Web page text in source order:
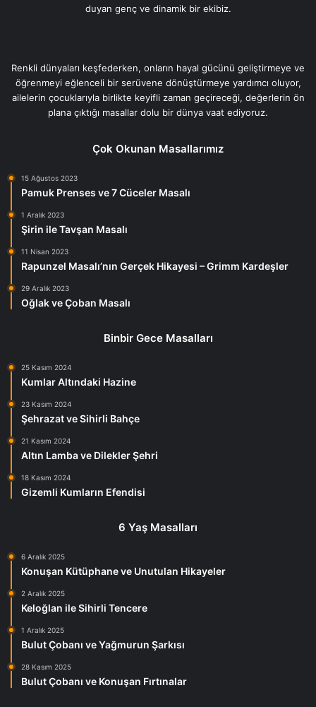
duyan genç ve dinamik bir ekibiz.
Renkli dünyaları keşfederken, onların hayal gücünü geliştirmeye ve
öğrenmeyi eğlenceli bir serüvene dönüştürmeye yardımcı oluyor,
ailelerin çocuklarıyla birlikte keyifli zaman geçireceği, değerlerin ön
plana çıktığı masallar dolu bir dünya vaat ediyoruz.
Çok Okunan Masallarımız
15 Ağustos 2023
Pamuk Prenses ve 7 Cüceler Masalı
1 Aralık 2023
Şirin ile Tavşan Masalı
11 Nisan 2023
Rapunzel Masalı’nın Gerçek Hikayesi – Grimm Kardeşler
29 Aralık 2023
Oğlak ve Çoban Masalı
Binbir Gece Masalları
25 Kasım 2024
Kumlar Altındaki Hazine
23 Kasım 2024
Şehrazat ve Sihirli Bahçe
21 Kasım 2024
Altın Lamba ve Dilekler Şehri
18 Kasım 2024
Gizemli Kumların Efendisi
6 Yaş Masalları
6 Aralık 2025
Konuşan Kütüphane ve Unutulan Hikayeler
2 Aralık 2025
Keloğlan ile Sihirli Tencere
1 Aralık 2025
Bulut Çobanı ve Yağmurun Şarkısı
28 Kasım 2025
Bulut Çobanı ve Konuşan Fırtınalar